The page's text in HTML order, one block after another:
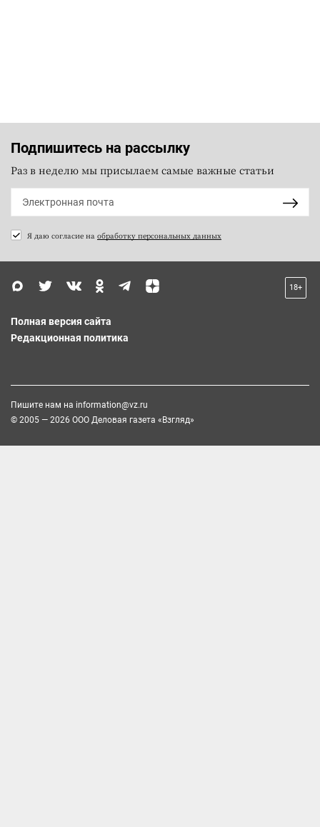
Подпишитесь на рассылку
Раз в неделю мы присылаем самые важные статьи
Я даю согласие на обработку персональных данных
18+
Полная версия сайта
Редакционная политика
Пишите нам на information@vz.ru
© 2005 — 2026 ООО Деловая газета «Взгляд»